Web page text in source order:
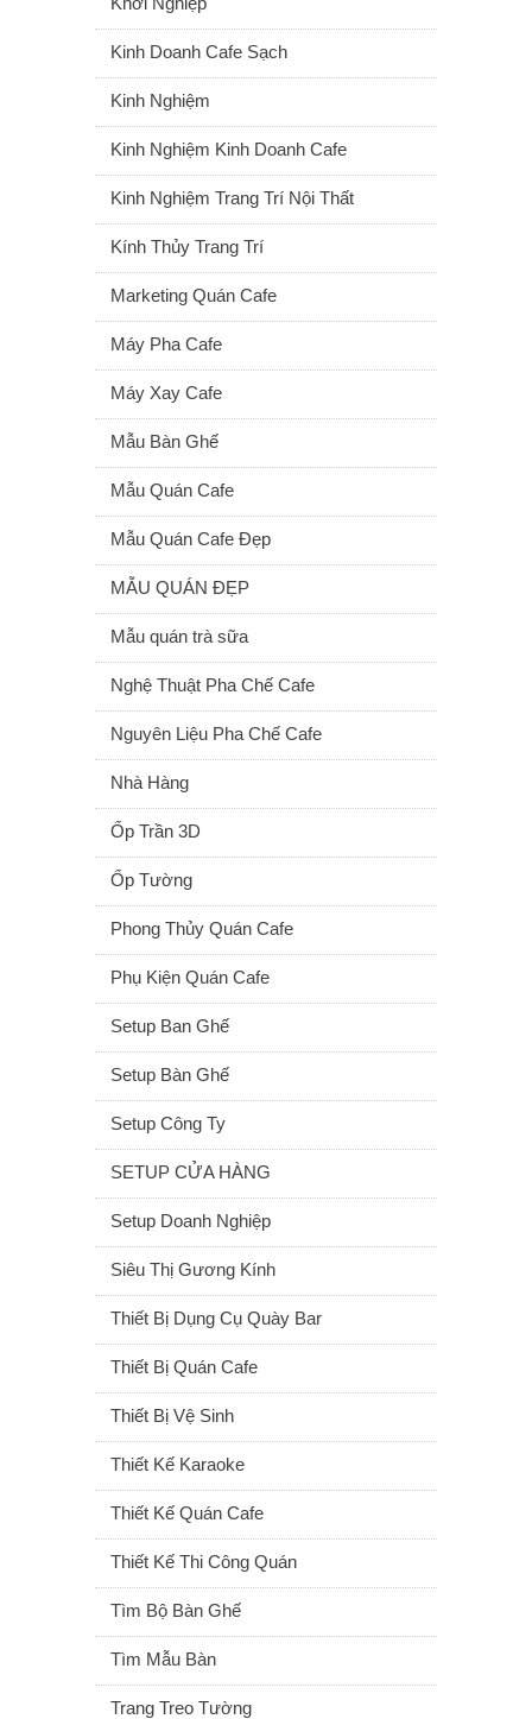
Kinh Doanh Cafe Sạch
Kinh Nghiệm
Kinh Nghiệm Kinh Doanh Cafe
Kinh Nghiệm Trang Trí Nội Thất
Kính Thủy Trang Trí
Marketing Quán Cafe
Máy Pha Cafe
Máy Xay Cafe
Mẫu Bàn Ghế
Mẫu Quán Cafe
Mẫu Quán Cafe Đẹp
MẪU QUÁN ĐẸP
Mẫu quán trà sữa
Nghệ Thuật Pha Chế Cafe
Nguyên Liệu Pha Chế Cafe
Nhà Hàng
Ốp Trần 3D
Ốp Tường
Phong Thủy Quán Cafe
Phụ Kiện Quán Cafe
Setup Ban Ghế
Setup Bàn Ghế
Setup Công Ty
SETUP CỬA HÀNG
Setup Doanh Nghiệp
Siêu Thị Gương Kính
Thiết Bị Dụng Cụ Quày Bar
Thiết Bị Quán Cafe
Thiết Bị Vệ Sinh
Thiết Kế Karaoke
Thiết Kế Quán Cafe
Thiết Kế Thi Công Quán
Tìm Bộ Bàn Ghế
Tìm Mẫu Bàn
Trang Treo Tường